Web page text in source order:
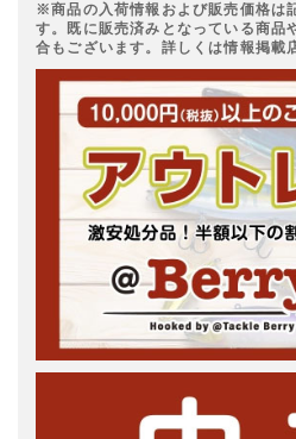
※商品の入荷情報および販売価格は
す。既に販売済みとなっている商品
合もございます。詳しくは情報掲載